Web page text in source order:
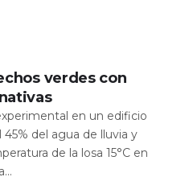
verdes con
en un edificio
del agua de lluvia y
de la losa 15°C en